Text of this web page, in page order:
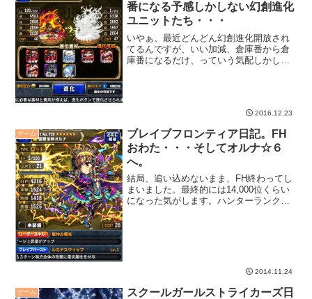
番になる予感しかしない幻創進化
ユニットたち・・・
いやぁ、最近どんどん幻創進化開放され
てるんですが、いい加減、倉庫番から倉
庫番になるだけ、っていう気配しかしな
2016.12.23
ゲーム
ブレイブフロンティア日記。FH
おわた・・・そしてオルナ☆６
へ。
結局、追い込めないまま、FH終わってし
まいました。最終的には14,000位くらい
になった気がします。ハンターランクは
2014.11.24
ゲーム
スクールガールストライカーズ日